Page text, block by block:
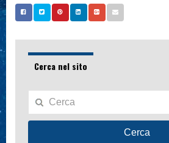
Cerca nel sito
Cerca